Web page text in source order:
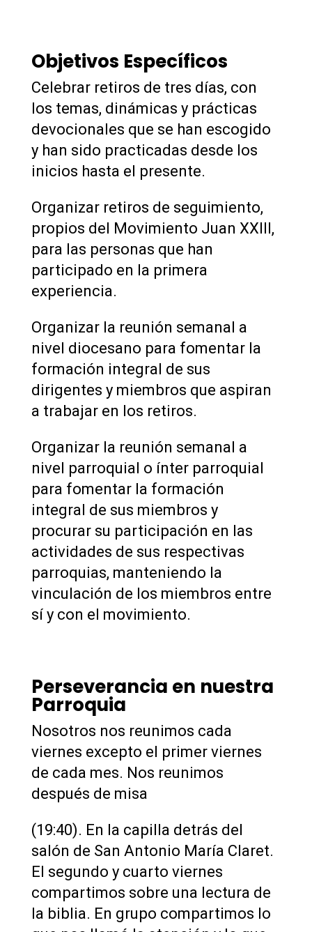
Objetivos Específicos
Celebrar retiros de tres días, con
los temas, dinámicas y prácticas
devocionales que se han escogido
y han sido practicadas desde los
inicios hasta el presente.
Organizar retiros de seguimiento,
propios del Movimiento Juan XXIII,
para las personas que han
participado en la primera
experiencia.
Organizar la reunión semanal a
nivel diocesano para fomentar la
formación integral de sus
dirigentes y miembros que aspiran
a trabajar en los retiros.
Organizar la reunión semanal a
nivel parroquial o ínter parroquial
para fomentar la formación
integral de sus miembros y
procurar su participación en las
actividades de sus respectivas
parroquias, manteniendo la
vinculación de los miembros entre
sí y con el movimiento.
Perseverancia en nuestra
Parroquia
Nosotros nos reunimos cada
viernes excepto el primer viernes
de cada mes. Nos reunimos
después de misa
(19:40). En la capilla detrás del
salón de San Antonio María Claret.
El segundo y cuarto viernes
compartimos sobre una lectura de
la biblia. En grupo compartimos lo